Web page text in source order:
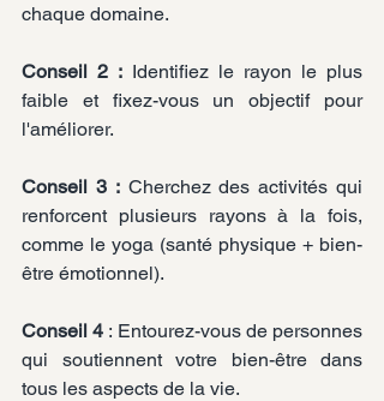
chaque domaine.
Conseil 2 : Identifiez le rayon le plus
faible et fixez-vous un objectif pour
l'améliorer.
Conseil 3 : Cherchez des activités qui
renforcent plusieurs rayons à la fois,
comme le yoga (santé physique + bien-
être émotionnel).
Conseil 4 : Entourez-vous de personnes
qui soutiennent votre bien-être dans
tous les aspects de la vie.